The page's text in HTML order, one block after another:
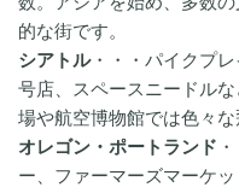
的な街です。
シアトル・・・パイクプ
号店、スペースニードル
場や航空博物館では色々な
オレゴン・ポートランド
ー、ファーマーズマーケ